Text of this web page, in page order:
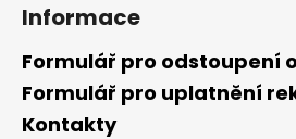
Informace
Formulář pro odstoupení
Formulář pro uplatnění
Kontakty